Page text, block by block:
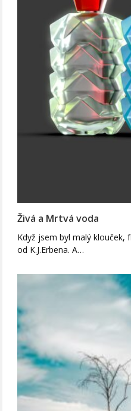
Živá a Mrtvá voda
Když jsem byl malý klouček,
od K.J.Erbena. A…